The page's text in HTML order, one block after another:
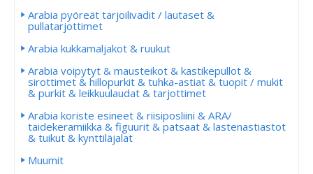
Arabia pyöreät tarjoilivadit / lautaset &
pullatarjottimet
Arabia kukkamaljakot & ruukut
Arabia voipytyt & mausteikot & kastikepullot &
sirottimet & hillopurkit & tuhka-astiat & tuopit / mukit
& purkit & leikkuulaudat & tarjottimet
Arabia koriste esineet & riisiposliini & ARA/
taidekeramiikka & figuurit & patsaat & lastenastiastot
& tuikut & kynttiläjalat
Muumit